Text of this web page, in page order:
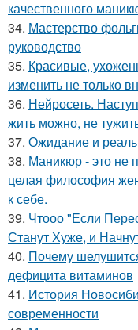
качественного
34. Мастерство
руководство
35. Красивые,
изменить не только
36. Нейросеть.
жить можно, не
37. Ожидание и
38. Маникюр - это не
целая философия
к себе.
39. Чтооо "Если
Станут Хуже, и
40. Почему
дефицита витаминов
41. История
современности